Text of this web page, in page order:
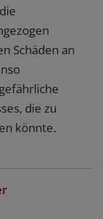
Schäden an
die zu
könnte.